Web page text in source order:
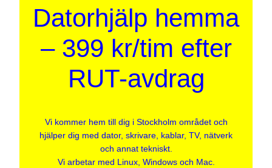
Datorhjälp hemma
– 399 kr/tim efter
RUT-avdrag
Vi kommer hem till dig i Stockholm området och
hjälper dig med dator, skrivare, kablar, TV, nätverk
och annat tekniskt.
Vi arbetar med Linux, Windows och Mac.